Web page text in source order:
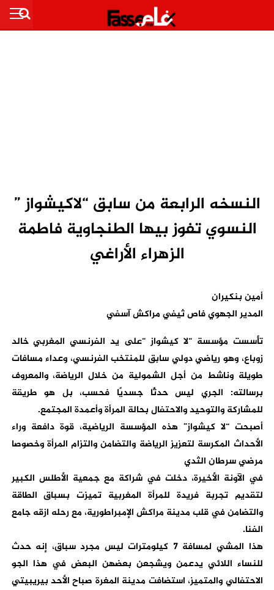
النسخه الرابعة من سابق “لاكيشواز ”
النسوي تفوز بيها الطنجاوية فاطمة
الزهراء الأراغي
أمين بنكيران
المدير الجهوي فاص ثيفي مراكش آسفي
تأسست مؤسسة “لا كيشواز “على يد الفرنسي المغربي خالد
زوباع، وهو رياضي دولي سابق للمنتخب الفرنسي، وعداء مسافات
طويلة وناشط من أجل الشمولية من خلال الرياضة، والمعروف
برسالته: الجري ليس حدثًا جسديًا فحسب، بل هو طريقة
للمشاركة والتوحيد والاحتفال بحالة المرأة وأعمدة المجتمع.
أصبحت “لا كيشواز” هذه المؤسسة الرياضية، قوة دافعة وراء
الأحداث المكرسة لتعزيز الرياضة والتضامن والتزام المرأة وخصوصا
مرضي سرطان الثدي
في الآونة الأخيرة، دخلت في شراكة مع جمعية الأطلس الكبير
لتقديم تجربة فريدة للمرأة المغربية تميزت بسباق الطاقة
والتضامن في قلب مدينة مراكش الإمبراطورية، مع رحله ازقه جامع
الفنا.
هذا المشي لمسافة 7 كيلومترات ليس مجرد سباق، إنه حدث
للنساء اللائي يدعمن ويشجعن بعضهن البعض في هذا الجو
الاحتفالي والمتميز، استضافت مدينة المغرة صباح الأحد بيريبيتي